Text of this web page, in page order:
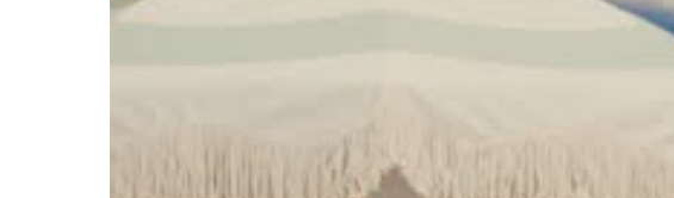
et l’enthousiasme
une base de fans solide et un potentiel
la différence deNew Orleans
, le basket y est